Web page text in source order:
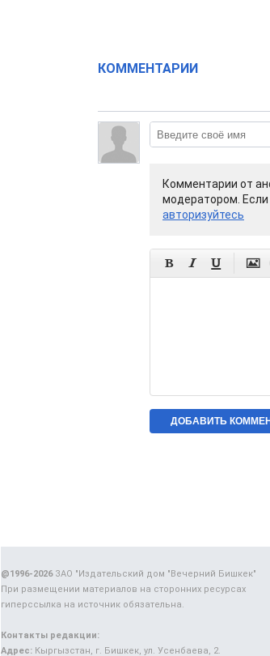
КОММЕНТАРИИ
Комментарии от
модератором. Если
авторизуйтесь
   
@1996-2026ЗАО "Издательский дом "Вечерний Бишкек"
При размещении материалов на сторонних ресурсах
гиперссылка на источник обязательна.
Контакты редакции:
Адрес: Кыргызстан, г. Бишкек, ул. Усенбаева, 2.